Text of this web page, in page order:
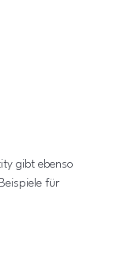
gibt ebenso
für